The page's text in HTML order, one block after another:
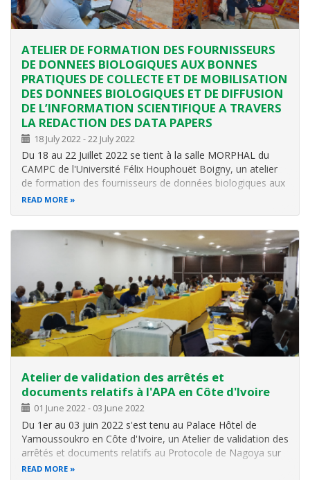
ATELIER DE FORMATION DES FOURNISSEURS
DE DONNEES BIOLOGIQUES AUX BONNES
PRATIQUES DE COLLECTE ET DE MOBILISATION
DES DONNEES BIOLOGIQUES ET DE DIFFUSION
DE L’INFORMATION SCIENTIFIQUE A TRAVERS
LA REDACTION DES DATA PAPERS
18 July 2022-22 July 2022
Du 18 au 22 Juillet 2022 se tient à la salle MORPHAL du
CAMPC de l'Université Félix Houphouët Boigny, un atelier
de formation des fournisseurs de données biologiques aux
bonnes pratiques de collecte et de mobilisation des
READ MORE
Atelier de validation des arrêtés et
documents relatifs à l'APA en Côte d'Ivoire
01 June 2022- 03 June 2022
Du 1er au 03 juin 2022 s'est tenu au Palace Hôtel de
Yamoussoukro en Côte d'Ivoire, un Atelier de validation des
arrêtés et documents relatifs au Protocole de Nagoya sur
l'Accès au ressources génétiques et le Partage juste et
READ MORE